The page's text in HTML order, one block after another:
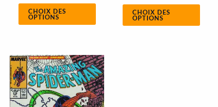
CHOIX DES
OPTIONS
CHOIX DES
OPTIONS
Ce
produit
a
plusieurs